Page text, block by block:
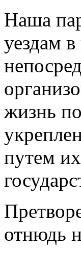
Наша
уездам
жизнь
путем
отнюдь